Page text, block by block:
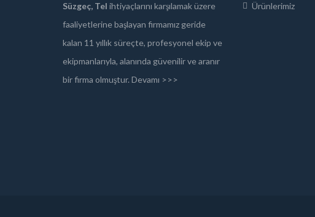
Süzgeç, Tel ihtiyaçlarını karşılamak üzere
faaliyetlerine başlayan firmamız geride
kalan 11 yıllık süreçte, profesyonel ekip ve
ekipmanlarıyla, alanında güvenilir ve aranır
bir firma olmuştur. Devamı >>>
Ürünlerimiz